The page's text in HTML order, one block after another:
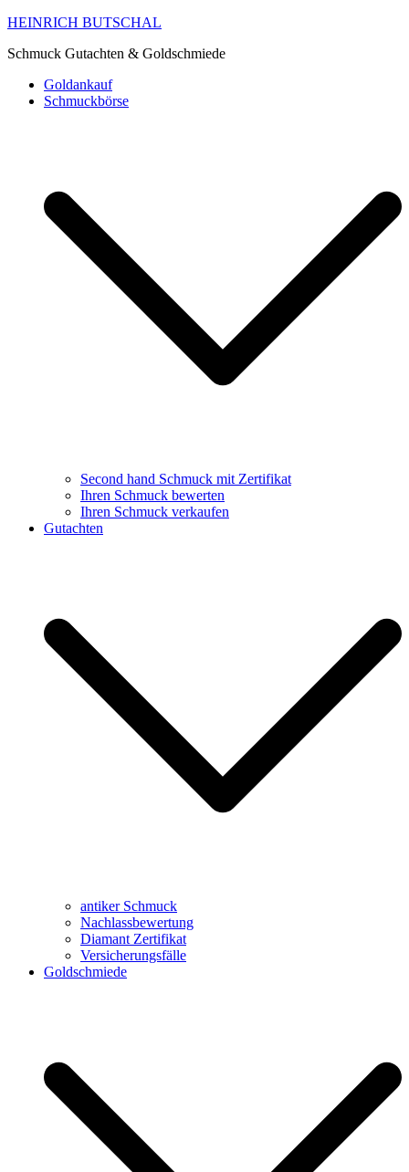
HEINRICH BUTSCHAL
Schmuck Gutachten & Goldschmiede
Goldankauf
Schmuckbörse
Second hand Schmuck mit Zertifikat
Ihren Schmuck bewerten
Ihren Schmuck verkaufen
Gutachten
antiker Schmuck
Nachlassbewertung
Diamant Zertifikat
Versicherungsfälle
Goldschmiede